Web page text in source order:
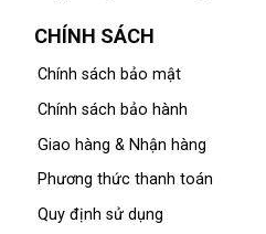
CHÍNH SÁCH
Chính sách bảo mật
Chính sách bảo hành
Giao hàng & Nhận hàng
Phương thức thanh toán
Quy định sử dụng